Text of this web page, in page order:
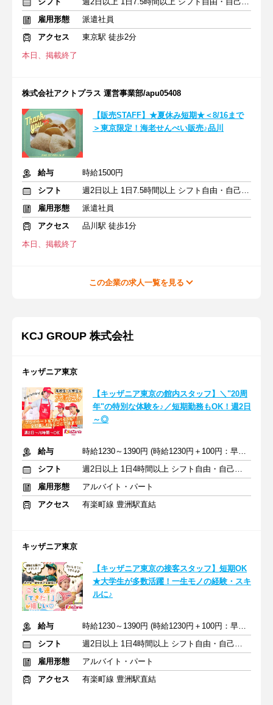
雇用形態
派遣社員
アクセス
東京駅 徒歩2分
本日、掲載終了
株式会社アクトプラス 運営事業部/apu05408
【販売STAFF】★夏休み短期★＜8/16まで
＞東京限定！海老せんべい販売♪品川
給与
時給1500円
シフト
週2日以上 1日7.5時間以上 シフト自由・自己申告
雇用形態
派遣社員
アクセス
品川駅 徒歩1分
本日、掲載終了
この企業の求人一覧を見る
KCJ GROUP 株式会社
キッザニア東京
【キッザニア東京の館内スタッフ】＼"20周
年"の特別な体験を♪／短期勤務もOK！週2日
～◎
給与
時給1230～1390円 (時給1230円＋100円：早朝＋60円：繁忙期手当)
シフト
週2日以上 1日4時間以上 シフト自由・自己申告
雇用形態
アルバイト・パート
アクセス
有楽町線 豊洲駅直結
キッザニア東京
【キッザニア東京の接客スタッフ】短期OK
★大学生が多数活躍！一生モノの経験・スキ
ルに♪
給与
時給1230～1390円 (時給1230円＋100円：早朝＋60円：繁忙期手当)
シフト
週2日以上 1日4時間以上 シフト自由・自己申告
雇用形態
アルバイト・パート
アクセス
有楽町線 豊洲駅直結